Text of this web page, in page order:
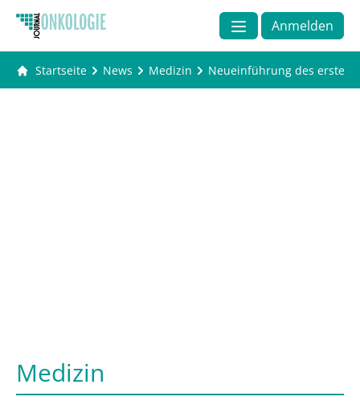
Anmelden
Startseite News Medizin Neueinführung des ersten
Medizin